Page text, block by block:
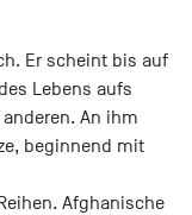
Er scheint bis auf
Lebens aufs
An ihm
beginnend mit
Afghanische